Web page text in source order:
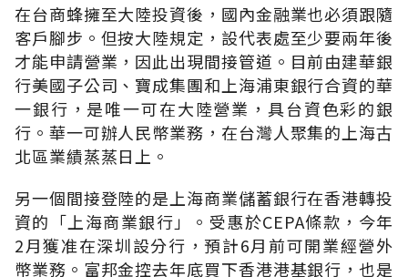
在台商蜂擁至大陸投資後，國內金融業也必須跟隨
客戶腳步。但按大陸規定，設代表處至少要兩年後
才能申請營業，因此出現間接管道。目前由建華銀
行美國子公司、寶成集團和上海浦東銀行合資的華
一銀行，是唯一可在大陸營業，具台資色彩的銀
行。華一可辦人民幣業務，在台灣人聚集的上海古
北區業績蒸蒸日上。
另一個間接登陸的是上海商業儲蓄銀行在香港轉投
資的「上海商業銀行」。受惠於CEPA條款，今年
2月獲准在深圳設分行，預計6月前可開業經營外
幣業務。富邦金控去年底買下香港港基銀行，也是